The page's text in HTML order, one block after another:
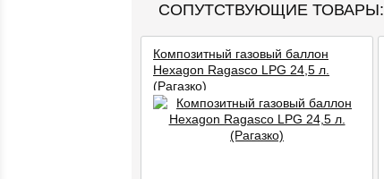
СОПУТСТВУЮЩИЕ ТОВАРЫ:
Композитный газовый баллон
Hexagon Ragasco LPG 24,5 л.
(Рагазко)
Объём: 24,5 л